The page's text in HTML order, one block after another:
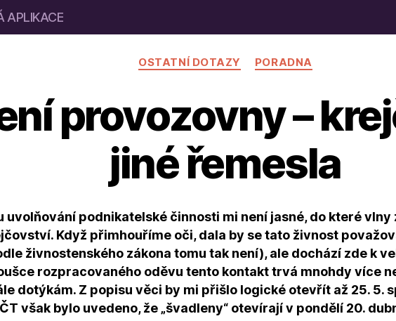
APLIKACE
Rubriky
OSTATNÍ DOTAZY PORADNA
provozovny –
jiné řemesla
uvolňování podnikatelské činnosti mi není jasné, do které
Když přimhouříme oči, dala by se tato živnost
živnostenského zákona tomu tak není), ale dochází zde k
rozpracovaného oděvu tento kontakt trvá mnohdy více
dotýkám. Z popisu věci by mi přišlo logické otevřít až 25. 5.
však bylo uvedeno, že „švadleny“ otevírají v pondělí 20.